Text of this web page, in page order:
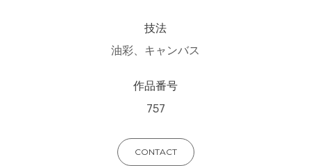
技法
油彩、キャンバス
作品番号
757
CONTACT